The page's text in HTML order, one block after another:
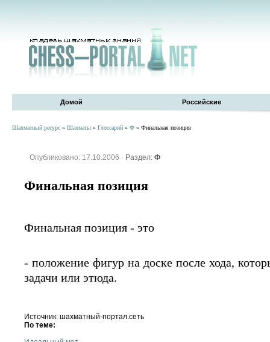
Домой Российские
Шахматный ресурс » Шахматы » Глоссарий » Ф » Финальная позиция
Опубликовано: 17.10.2006 · Раздел: Ф
Финальная позиция
Финальная позиция - это
- положение фигур на доске после хода,
задачи или этюда.
Источник: шахматный-портал.сеть
По теме: